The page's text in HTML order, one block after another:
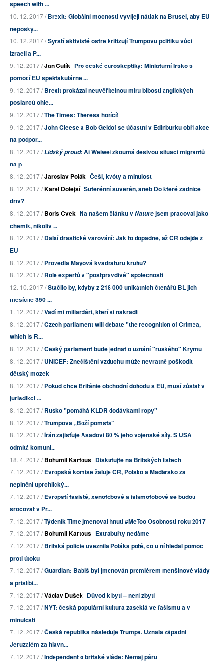
speech with ...
10. 12. 2017 /Brexit: Globální mocnosti vyvíjejí nátlak na Brusel, aby EU
neposky...
10. 12. 2017 /Syrští aktivisté ostře kritizují Trumpovu politiku vůči
Izraeli a P...
9. 12. 2017 /Jan Čulík Pro české euroskeptiky: Miniaturní Irsko s
pomocí EU spektakulárně ...
9. 12. 2017 /Brexit prokázal neuvěřitelnou míru blbosti anglických
poslanců ohle...
9. 12. 2017 /The Times: Theresa hořící!
9. 12. 2017 /John Cleese a Bob Geldof se účastní v Edinburku obří akce
na podpor...
8. 12. 2017 /Lidský proud: Ai Weiwei zkoumá děsivou situaci migrantů
na p...
8. 12. 2017 /Jaroslav Polák Češi, kvóty a minulost
8. 12. 2017 /Karel Dolejší Suterénní suverén, aneb Do které zadnice
dřív?
8. 12. 2017 /Boris Cvek Na našem článku vNaturejsem pracoval jako
chemik, nikoliv ...
8. 12. 2017 /Další drastické varování: Jak to dopadne, až ČR odejde z
EU
8. 12. 2017 /Provedla Mayová kvadraturu kruhu?
8. 12. 2017 /Role expertů v "postpravdivé" společnosti
12. 10. 2017 /Stačilo by, kdyby z 218 000 unikátních čtenářů BL jich
měsíčně 350 ...
1. 12. 2017 /Vadí mi miliardáři, kteří si nakradli
8. 12. 2017 /Czech parliament will debate "the recognition of Crimea,
which is R...
8. 12. 2017 /Český parlament bude jednat o uznání "ruského" Krymu
8. 12. 2017 /UNICEF: Znečištění vzduchu může nevratně poškodit
dětský mozek
8. 12. 2017 /Pokud chce Británie obchodní dohodu s EU, musí zůstat v
jurisdikci ...
8. 12. 2017 /Rusko "pomáhá KLDR dodávkami ropy"
8. 12. 2017 /Trumpova „Boží pomsta“
8. 12. 2017 /Írán zajišťuje Asadovi 80 % jeho vojenské síly. S USA
odmítá komuni...
18. 4. 2017 /Bohumil Kartous Diskutujte na Britských listech
7. 12. 2017 /Evropská komise žaluje ČR, Polsko a Maďarsko za
neplnění uprchlický...
7. 12. 2017 /Evropští fašisté, xenofobové a islamofobové se budou
srocovat v Pr...
7. 12. 2017 /Týdeník Time jmenoval hnutí #MeToo Osobností roku 2017
7. 12. 2017 /Bohumil Kartous Extrabuřty nedáme
7. 12. 2017 /Britská policie uvěznila Poláka poté, co u ní hledal pomoc
proti útoku
7. 12. 2017 /Guardian: Babiš byl jmenován premiérem menšinové vlády
a přislíbi...
7. 12. 2017 /Václav Dušek Důvod k bytí – není zbytí
7. 12. 2017 /NYT: česká populární kultura zaseklá ve fašismu a v
minulosti
7. 12. 2017 /Česká republika následuje Trumpa. Uznala západní
Jeruzalém za hlavn...
7. 12. 2017 /Independent o britské vládě: Nemaj páru